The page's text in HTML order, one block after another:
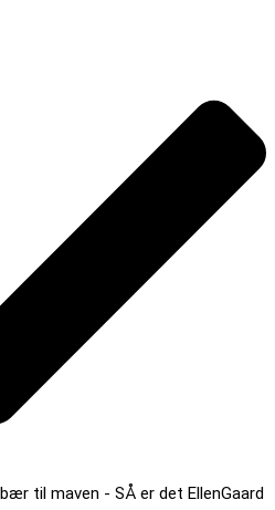
til maven - SÅ er det EllenGaard